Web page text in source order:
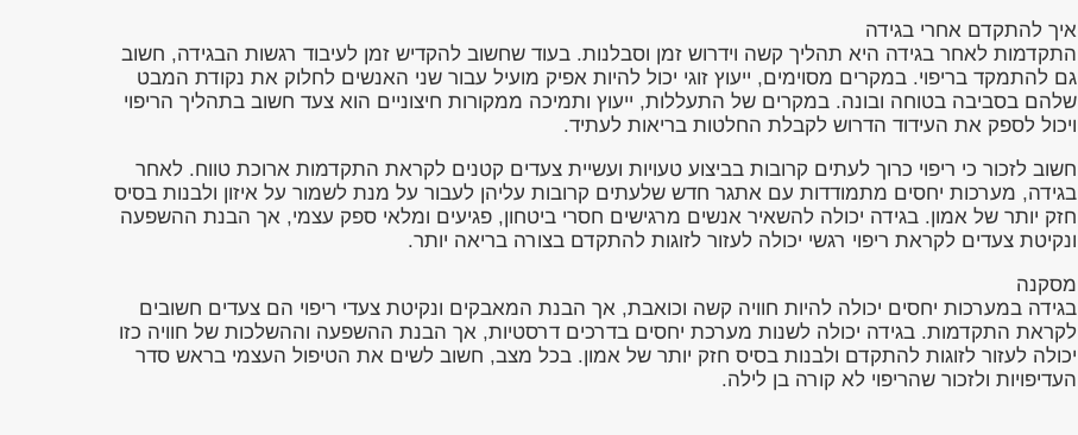
איך להתקדם אחרי בגידה
התקדמות לאחר בגידה היא תהליך קשה וידרוש זמן וסבלנות. בעוד שחשוב להקדיש זמן לעיבוד רגשות הבגידה, חשוב
גם להתמקד בריפוי. במקרים מסוימים, ייעוץ זוגי יכול להיות אפיק מועיל עבור שני האנשים לחלוק את נקודת המבט
שלהם בסביבה בטוחה ובונה. במקרים של התעללות, ייעוץ ותמיכה ממקורות חיצוניים הוא צעד חשוב בתהליך הריפוי
ויכול לספק את העידוד הדרוש לקבלת החלטות בריאות לעתיד.
חשוב לזכור כי ריפוי כרוך לעתים קרובות בביצוע טעויות ועשיית צעדים קטנים לקראת התקדמות ארוכת טווח. לאחר
בגידה, מערכות יחסים מתמודדות עם אתגר חדש שלעתים קרובות עליהן לעבור על מנת לשמור על איזון ולבנות בסיס
חזק יותר של אמון. בגידה יכולה להשאיר אנשים מרגישים חסרי ביטחון, פגיעים ומלאי ספק עצמי, אך הבנת ההשפעה
ונקיטת צעדים לקראת ריפוי רגשי יכולה לעזור לזוגות להתקדם בצורה בריאה יותר.
מסקנה
בגידה במערכות יחסים יכולה להיות חוויה קשה וכואבת, אך הבנת המאבקים ונקיטת צעדי ריפוי הם צעדים חשובים
לקראת התקדמות. בגידה יכולה לשנות מערכת יחסים בדרכים דרסטיות, אך הבנת ההשפעה וההשלכות של חוויה כזו
יכולה לעזור לזוגות להתקדם ולבנות בסיס חזק יותר של אמון. בכל מצב, חשוב לשים את הטיפול העצמי בראש סדר
העדיפויות ולזכור שהריפוי לא קורה בן לילה.